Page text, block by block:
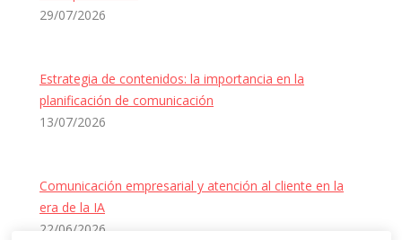
29/07/2026
Estrategia de contenidos: la importancia en la
planificación de comunicación
13/07/2026
Comunicación empresarial y atención al cliente en la
era de la IA
22/06/2026